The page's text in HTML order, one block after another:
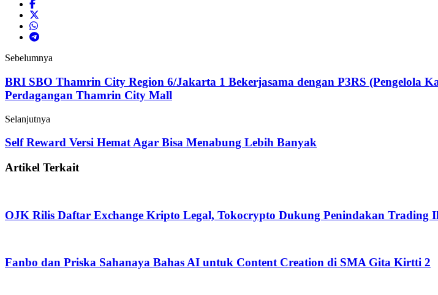
Sebelumnya
BRI SBO Thamrin City Region 6/Jakarta 1 Bekerjasama dengan P3RS (Pengelola
Perdagangan Thamrin City Mall
Selanjutnya
Self Reward Versi Hemat Agar Bisa Menabung Lebih Banyak
Artikel Terkait
OJK Rilis Daftar Exchange Kripto Legal, Tokocrypto Dukung Penindakan Trading
Fanbo dan Priska Sahanaya Bahas AI untuk Content Creation di SMA Gita Kirtti 2